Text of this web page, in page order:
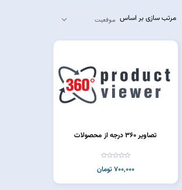
مرتب سازی بر اساس
تصاویر 360 درجه از محصولات
700,000 تومان